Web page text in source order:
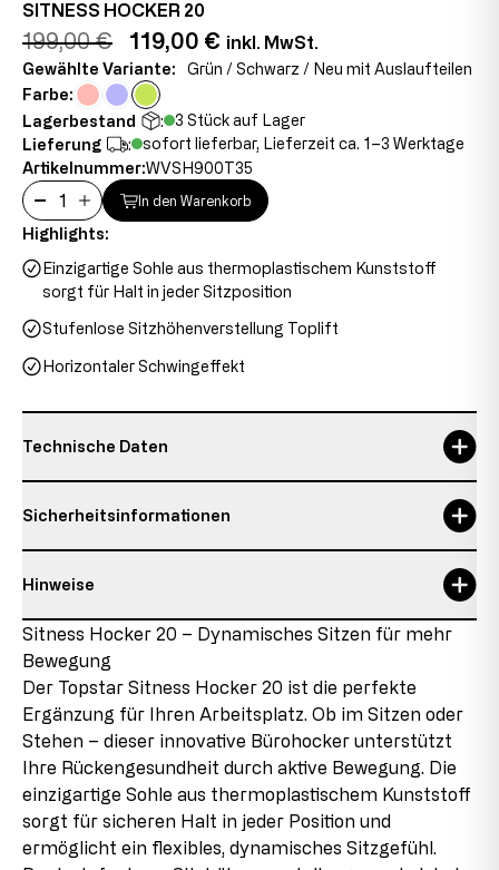
SITNESS HOCKER 20
199,00 € 119,00 € inkl. MwSt.
Gewählte Variante:
Grün / Schwarz / Neu mit Auslaufteilen
Farbe:
Lagerbestand
:
3 Stück auf Lager
Lieferung
:
sofort lieferbar, Lieferzeit ca. 1–3 Werktage
Artikelnummer:WVSH900T35
In den Warenkorb
Highlights:
Einzigartige Sohle aus thermoplastischem Kunststoff
sorgt für Halt in jeder Sitzposition
Stufenlose Sitzhöhenverstellung Toplift
Horizontaler Schwingeffekt
Technische Daten
max. Nutzergewicht
max. Nutzergröße 1,92 m
max. Nutzungsdauer
Sitzbreite 38 cm
Sitzhöhe 46-62 cm, 57-79 cm
Sitztiefe 27 cm
Sicherheitsinformationen
Verantwortliche Person:
Augsburger Str. 29
86863 Langenneufnach
E-Mail: info@topstar.de
Telefon: 08239/789-0
Dieses Modell trägt das GS-Zeichen der Intertek in
Fürth und erfüllt in diesem Zusammenhang sämtliche
sicherheitsrelevanten Voraussetzungen.
Hinweise
Details zum Zustand des Artikels
Neuware mit Auslaufteilen
Dieses Produkt ist neu, enthält jedoch Teile, die aus
Restbeständen stammen, die aufgrund von
Sortimentänderungen oder Lieferantenwechseln nicht
mehr nachproduziert werden. Diese Auslaufteile
werden in den Produkten verbaut, was uns ermöglicht,
das Produkt zu günstigen Konditionen anzubieten.
2. Wahl
Sitness Hocker 20 – Dynamisches Sitzen für mehr
Bewegung
Der Topstar Sitness Hocker 20 ist die perfekte
Ergänzung für Ihren Arbeitsplatz. Ob im Sitzen oder
Stehen – dieser innovative Bürohocker unterstützt
Ihre Rückengesundheit durch aktive Bewegung. Die
einzigartige Sohle aus thermoplastischem Kunststoff
sorgt für sicheren Halt in jeder Position und
ermöglicht ein flexibles, dynamisches Sitzgefühl.